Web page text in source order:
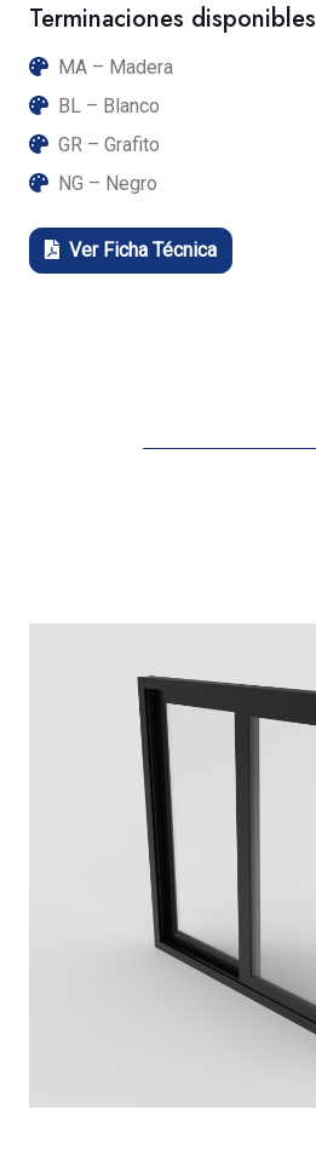
Terminaciones disponibles
MA – Madera
BL – Blanco
GR – Grafito
NG – Negro
Ver Ficha Técnica